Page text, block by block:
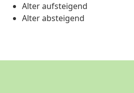
Alter aufsteigend
Alter absteigend